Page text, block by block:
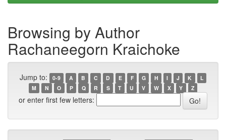
Browsing by Author
Rachaneegorn Kraichoke
Jump to: 0-9 A B C D E F G H I J K
L
M
N O P Q R S T U V W X Y Z
or enter first few letters: